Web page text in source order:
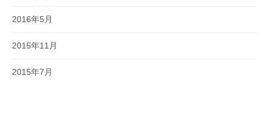
2016年5月
2015年11月
2015年7月